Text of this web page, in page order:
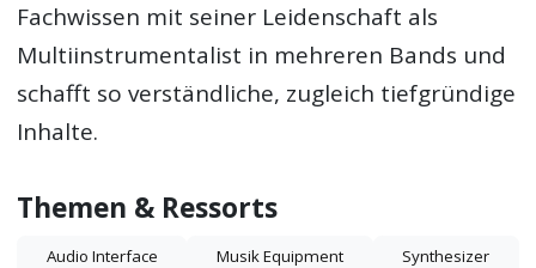
Fachwissen mit seiner Leidenschaft als
Multiinstrumentalist in mehreren Bands und
schafft so verständliche, zugleich tiefgründige
Inhalte.
Themen & Ressorts
Audio Interface Musik Equipment
Synthesizer